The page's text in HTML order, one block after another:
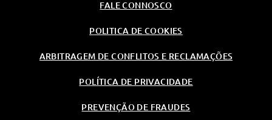
FALE CONNOSCO
POLITICA DE COOKIES
ARBITRAGEM DE CONFLITOS E RECLAMAÇÕES
POLÍTICA DE PRIVACIDADE
PREVENÇÃO DE FRAUDES